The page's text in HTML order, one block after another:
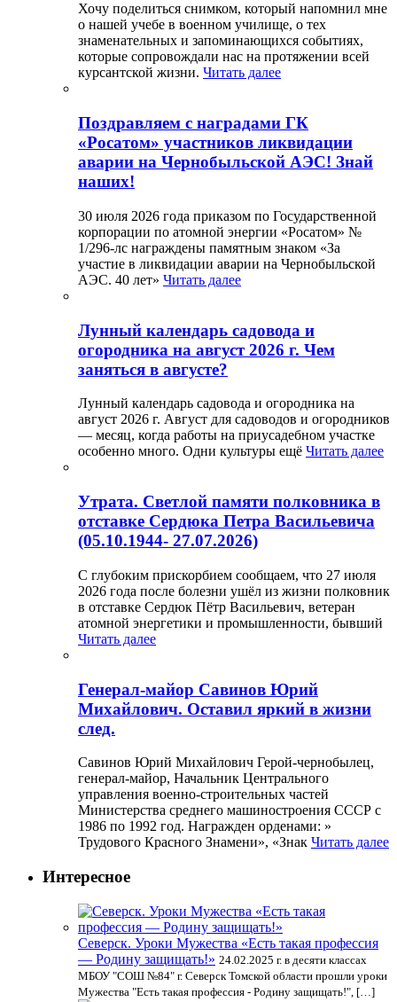
Хочу поделиться снимком, который напомнил мне
о нашей учебе в военном училище, о тех
знаменательных и запоминающихся событиях,
которые сопровождали нас на протяжении всей
курсантской жизни. Читать далее
Поздравляем с наградами ГК
«Росатом» участников ликвидации
аварии на Чернобыльской АЭС! Знай
наших!
30 июля 2026 года приказом по Государственной
корпорации по атомной энергии «Росатом» №
1/296-лс награждены памятным знаком «За
участие в ликвидации аварии на Чернобыльской
АЭС. 40 лет» Читать далее
Лунный календарь садовода и
огородника на август 2026 г. Чем
заняться в августе?
Лунный календарь садовода и огородника на
август 2026 г. Август для садоводов и огородников
— месяц, когда работы на приусадебном участке
особенно много. Одни культуры ещё Читать далее
Утрата. Светлой памяти полковника в
отставке Сердюка Петра Васильевича
(05.10.1944- 27.07.2026)
С глубоким прискорбием сообщаем, что 27 июля
2026 года после болезни ушёл из жизни полковник
в отставке Сердюк Пётр Васильевич, ветеран
атомной энергетики и промышленности, бывший
Читать далее
Генерал-майор Савинов Юрий
Михайлович. Оставил яркий в жизни
след.
Савинов Юрий Михайлович Герой-чернобылец,
генерал-майор, Начальник Центрального
управления военно-строительных частей
Министерства среднего машиностроения СССР с
1986 по 1992 год. Награжден орденами: »
Трудового Красного Знамени», «Знак Читать далее
Интересное
Северск. Уроки Мужества «Есть такая профессия
— Родину защищать!» 24.02.2025 г. в десяти классах
МБОУ "СОШ №84" г. Северск Томской области прошли уроки
Мужества "Есть такая профессия - Родину защищать!", […]